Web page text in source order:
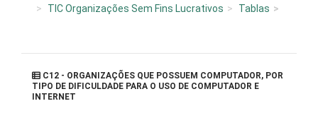
TIC Organizações Sem Fins Lucrativos
Tablas
C12 - ORGANIZAÇÕES QUE POSSUEM COMPUTADOR, POR
TIPO DE DIFICULDADE PARA O USO DE COMPUTADOR E
INTERNET